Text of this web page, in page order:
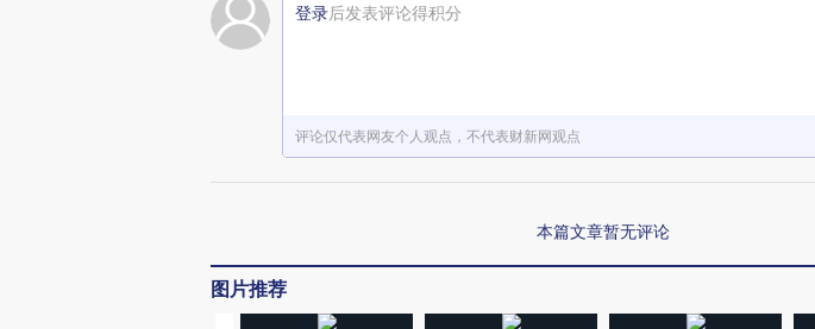
登录后发表评论得积分
评论仅代表网友个人观点，不代表财新网观点
本篇文章暂无评论
图片推荐